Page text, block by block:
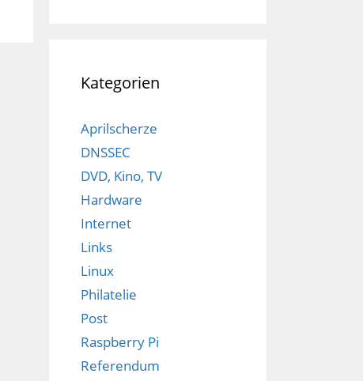
Kategorien
Aprilscherze
DNSSEC
DVD, Kino, TV
Hardware
Internet
Links
Linux
Philatelie
Post
Raspberry Pi
Referendum